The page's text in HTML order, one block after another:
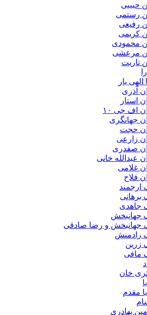
حبیبی
رستمی
رفیعی
کریمی
محمودی
مرعشی
ناریت
الهی یار
آذری
استار
اف جی ۱۰
جهانگری
حجت
زارعی
صفدری
عبدالله خانی
غلامی
فلاح
ارجمند
برهانی
جاهدی
جهانبخش
جهانبخش و رضا صادقی
رادمنش
زرین
مافی
خان
مقدم
بهادری